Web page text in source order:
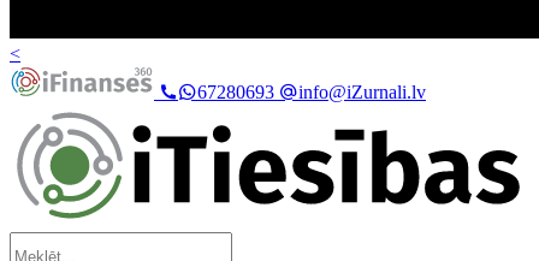
<
67280693
info@iZurnali.lv